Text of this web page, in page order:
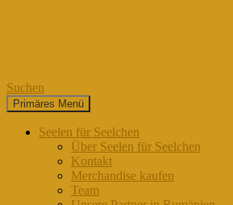
Seelen für Seelchen
Suchen
Primäres Menü
Seelen für Seelchen
Über Seelen für Seelchen
Kontakt
Merchandise kaufen
Team